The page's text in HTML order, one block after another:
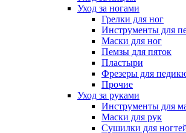
Уход за ногами
Грелки для ног
Инструменты для
Маски для ног
Пемзы для пяток
Пластыри
Фрезеры для
Прочие
Уход за руками
Инструменты для
Маски для рук
Сушилки для